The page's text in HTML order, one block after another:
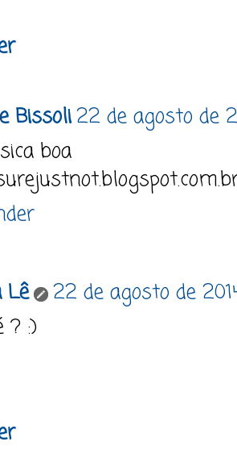
Bissoli22 de agosto de
boa
Lê
22 de agosto de
? :)